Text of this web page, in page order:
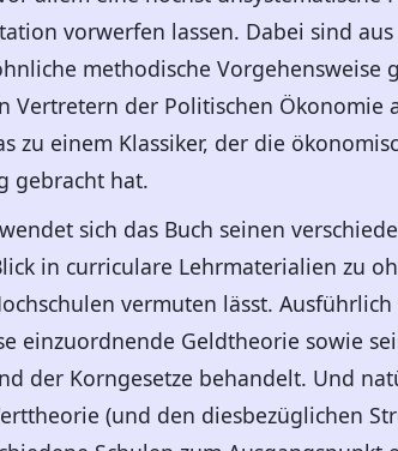
vorwerfen lassen. Dabei sind
methodische Vorgehensweise
der Politischen Ökonomie
einem Klassiker, der die
gebracht hat.
sich das Buch seinen
in curriculare Lehrmaterialien zu
vermuten lässt.
einzuordnende Geldtheorie sowie
der Korngesetze behandelt. Und
(und den diesbezüglichen